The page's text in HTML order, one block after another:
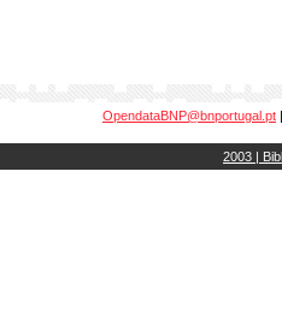
OpendataBNP@bnportugal.pt
2003 |